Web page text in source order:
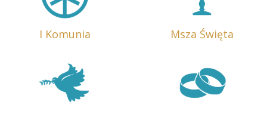
I Komunia Msza Święta